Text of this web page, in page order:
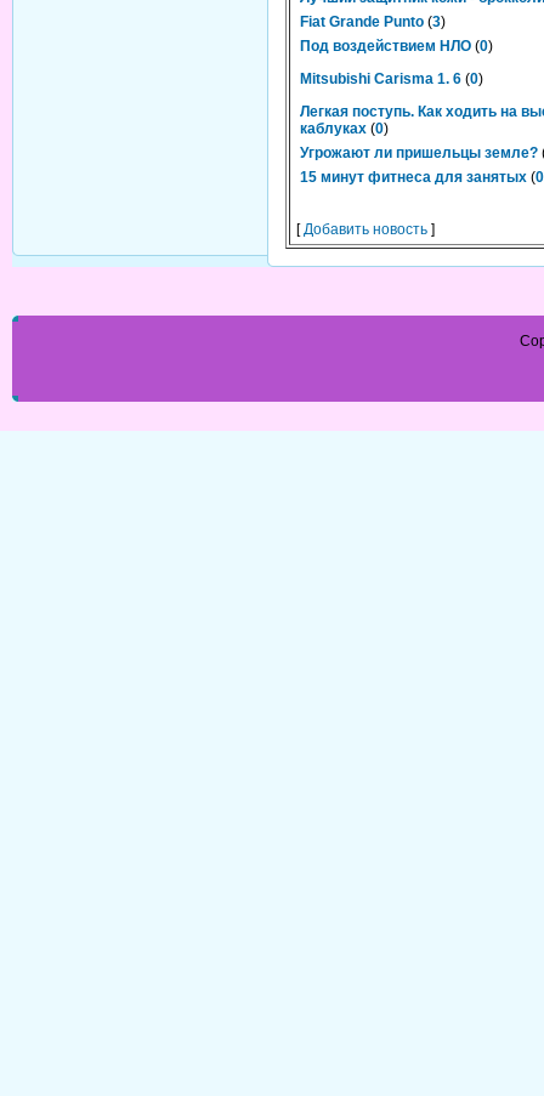
Fiat Grande Punto (3)
Под воздействием НЛО (0)
Mitsubishi Carisma 1. 6 (0)
Легкая поступь. Как ходить на
каблуках (0)
Угрожают ли пришельцы земле?
15 минут фитнеса для занятых (0
[Добавить новость ]